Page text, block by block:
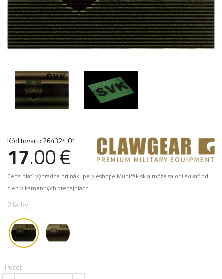
Kód tovaru: 264324,01
17.00 €
Cena platí výhradne pri nákupe v eshope Muničák.sk a môže sa odlišovať od
cien v kamenných predajniach.
2 farby
Počet